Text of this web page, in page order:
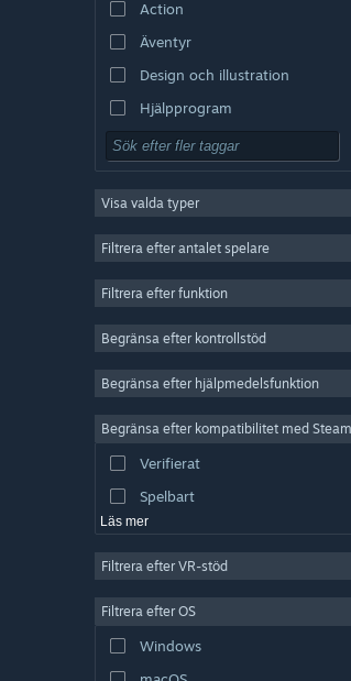
Action
Äventyr
Design och illustration
Hjälpprogram
Gratis att spela
MMO
Indie
Simulering
Videoproduktion
Bildredigering
Visa valda typer
Filtrera efter antalet spelare
Filtrera efter funktion
Begränsa efter kontrollstöd
Begränsa efter hjälpmedelsfunktion
Begränsa efter kompatibilitet med
Verifierat
Spelbart
Läs mer
Filtrera efter VR-stöd
Filtrera efter OS
Windows